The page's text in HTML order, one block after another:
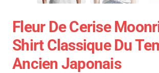
Fleur De Cerise
Shirt Classique Du
Ancien Japonais